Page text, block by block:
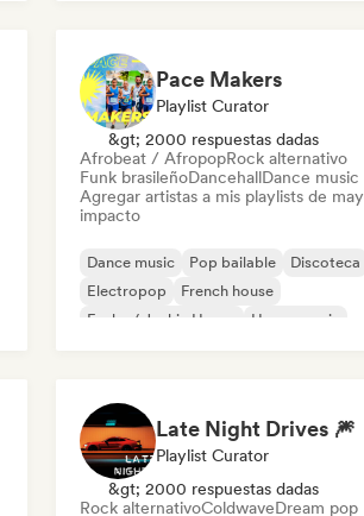
Pace Makers
Playlist Curator
&gt; 2000 respuestas dadas
Afrobeat / AfropopRock alternativo
Funk brasileñoDancehallDance music
Agregar artistas a mis playlists de
impacto
Dance music Pop bailable
Discoteca
Electropop
French house
Funky / Jackin House
House music
Late Night Drives 🎆
Playlist Curator
&gt; 2000 respuestas dadas
Rock alternativoColdwaveDream pop